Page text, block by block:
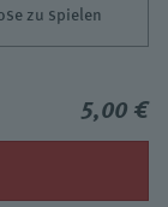
zu spielen
5,00 €